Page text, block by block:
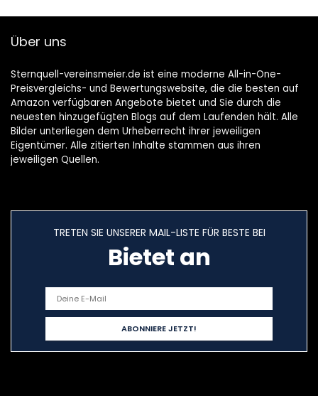
Über uns
Sternquell-vereinsmeier.de ist eine moderne All-in-One-
Preisvergleichs- und Bewertungswebsite, die die besten auf
Amazon verfügbaren Angebote bietet und Sie durch die
neuesten hinzugefügten Blogs auf dem Laufenden hält. Alle
Bilder unterliegen dem Urheberrecht ihrer jeweiligen
Eigentümer. Alle zitierten Inhalte stammen aus ihren
jeweiligen Quellen.
TRETEN SIE UNSERER MAIL-LISTE FÜR BESTE BEI
Bietet an